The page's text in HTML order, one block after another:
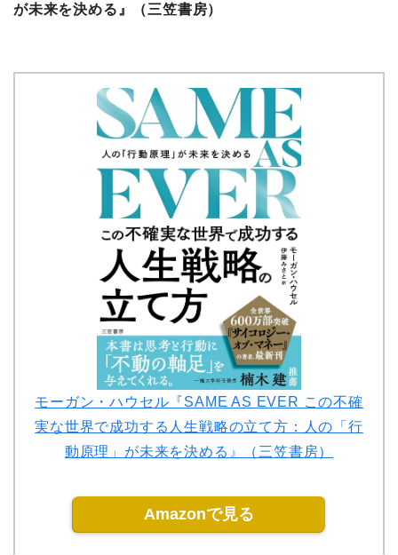
が未来を決める』（三笠書房）
モーガン・ハウセル『SAME AS EVER この不確
実な世界で成功する人生戦略の立て方：人の「行
動原理」が未来を決める』（三笠書房）
Amazonで見る